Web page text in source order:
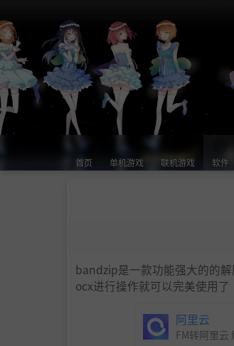
首页 单机游戏 联机游戏 软件
bandzip是一款功能强大的的
ocx进行操作就可以完美使用了
阿里云
FM转阿里云